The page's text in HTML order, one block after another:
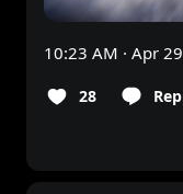
10:23 AM · Apr
28